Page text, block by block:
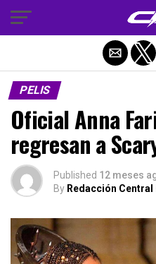
PELIS
Oficial Anna
regresan a
Published 12 meses
By Redacción Central
Salir de la